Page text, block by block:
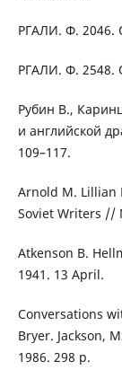
РГАЛИ. Ф. 2046.
РГАЛИ. Ф. 2548.
Рубин В.,
и английской
109–117.
Arnold M. Lillian
Soviet Writers //
Atkenson B.
1941. 13 April.
Conversations
Bryer. Jackson,
1986. 298 p.